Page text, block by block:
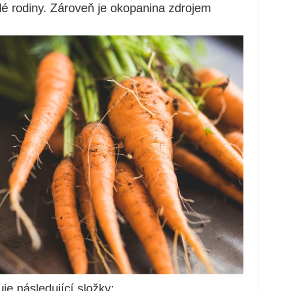
rodiny. Zároveň je okopanina zdrojem
následující složky: